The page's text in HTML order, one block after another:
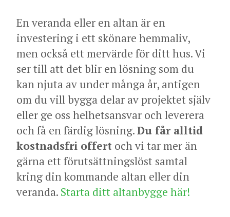
En veranda eller en altan är en
investering i ett skönare hemmaliv,
men också ett mervärde för ditt hus. Vi
ser till att det blir en lösning som du
kan njuta av under många år, antigen
om du vill bygga delar av projektet själv
eller ge oss helhetsansvar och leverera
och få en färdig lösning.Du får alltid
kostnadsfri offert och vi tar mer än
gärna ett förutsättningslöst samtal
kring din kommande altan eller din
veranda. Starta ditt altanbygge här!